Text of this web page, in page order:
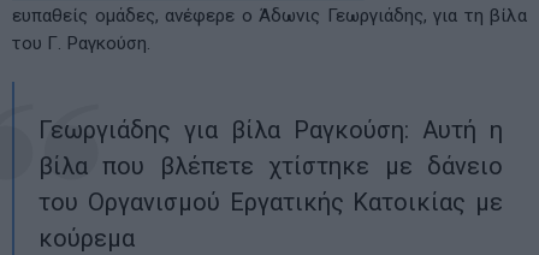
ευπαθείς ομάδες, ανέφερε ο Άδωνις Γεωργιάδης, για τη βίλα
του Γ. Ραγκούση.
Γεωργιάδης για βίλα Ραγκούση: Αυτή η
βίλα που βλέπετε χτίστηκε με δάνειο
του Οργανισμού Εργατικής Κατοικίας με
κούρεμα